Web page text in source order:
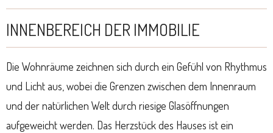
INNENBEREICH DER IMMOBILIE
Die Wohnräume zeichnen sich durch ein Gefühl von Rhythmus
und Licht aus, wobei die Grenzen zwischen dem Innenraum
und der natürlichen Welt durch riesige Glasöffnungen
aufgeweicht werden. Das Herzstück des Hauses ist ein